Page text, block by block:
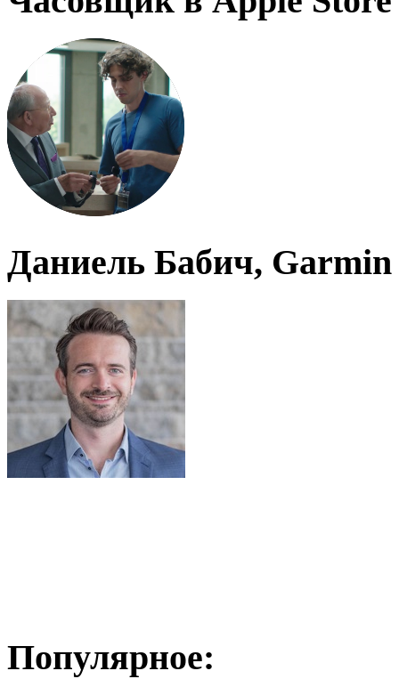
Даниель Бабич, Garmin
Популярное: